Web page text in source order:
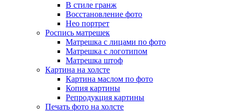
В стиле гранж
Восстановление фото
Нео портрет
Роспись матрешек
Матрешка с лицами по фото
Матрешка с логотипом
Матрешка штоф
Картина на холсте
Картина маслом по фото
Копия картины
Репродукция картины
Печать фото на холсте